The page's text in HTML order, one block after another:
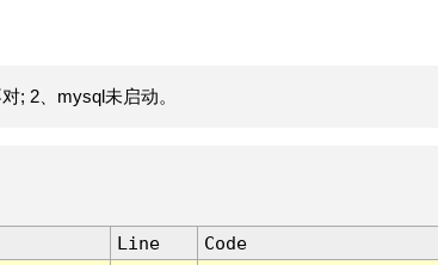
; 2、mysql未启动。
Line
Code